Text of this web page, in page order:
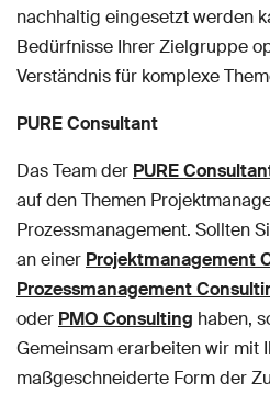
nachhaltig eingesetzt werden
Bedürfnisse Ihrer Zielgruppe
Verständnis für komplexe
PURE Consultant
Das Team der PURE
auf den Themen
Prozessmanagement. Sollten
an einer Projektmanagement
Prozessmanagement
oder PMO Consulting haben,
Gemeinsam erarbeiten wir mit
maßgeschneiderte Form der